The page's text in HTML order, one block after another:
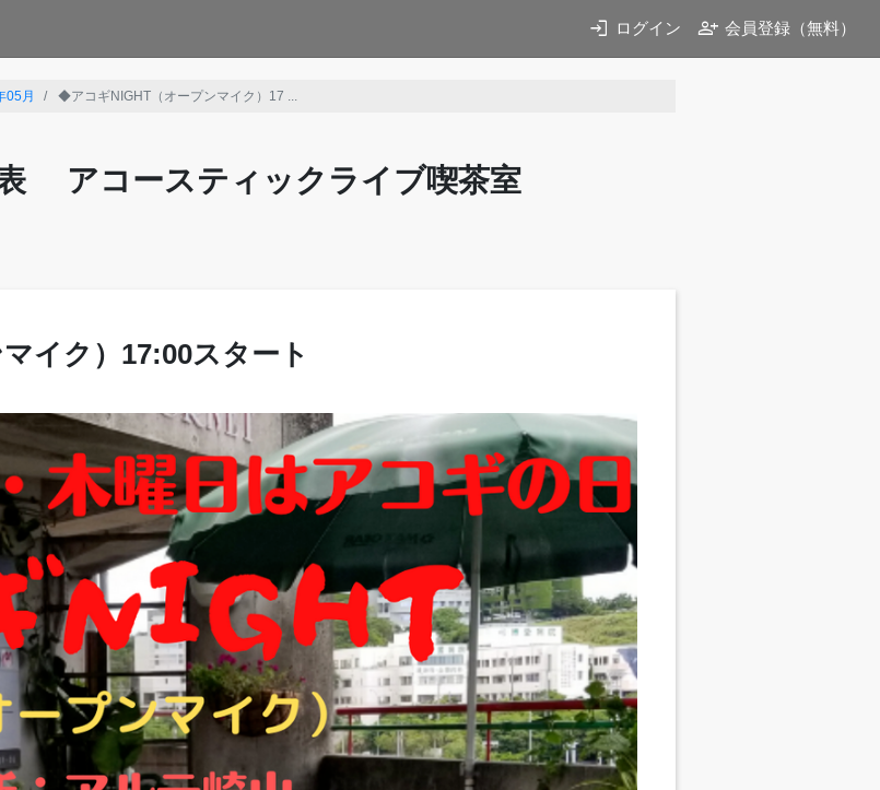
login ログイン person_add 会員登録（無料）
05月 ◆アコギNIGHT（オープンマイク）17 ...
アコースティックライブ喫茶室
イク）17:00スタート